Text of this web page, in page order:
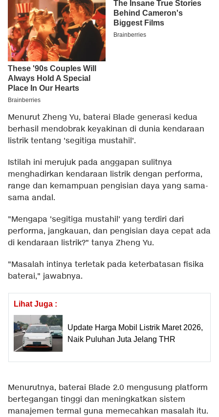
Menurut Zheng Yu, baterai Blade generasi kedua
berhasil mendobrak keyakinan di dunia kendaraan
listrik tentang 'segitiga mustahil'.
Istilah ini merujuk pada anggapan sulitnya
menghadirkan kendaraan listrik dengan performa,
range dan kemampuan pengisian daya yang sama-
sama andal.
"Mengapa 'segitiga mustahil' yang terdiri dari
performa, jangkauan, dan pengisian daya cepat ada
di kendaraan listrik?" tanya Zheng Yu.
"Masalah intinya terletak pada keterbatasan fisika
baterai," jawabnya.
Lihat Juga :
Update Harga Mobil Listrik Maret 2026,
Naik Puluhan Juta Jelang THR
Menurutnya, baterai Blade 2.0 mengusung platform
bertegangan tinggi dan meningkatkan sistem
manajemen termal guna memecahkan masalah itu.